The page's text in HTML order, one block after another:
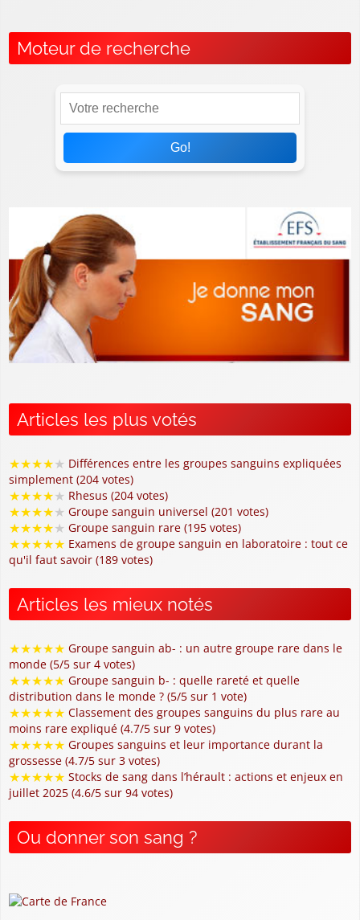
Moteur de recherche
Go!
Articles les plus votés
★★★★★ Différences entre les groupes sanguins expliquées
simplement (204 votes)
★★★★★ Rhesus (204 votes)
★★★★★ Groupe sanguin universel (201 votes)
★★★★★ Groupe sanguin rare (195 votes)
★★★★★ Examens de groupe sanguin en laboratoire : tout ce
qu'il faut savoir (189 votes)
Articles les mieux notés
★★★★★ Groupe sanguin ab- : un autre groupe rare dans le
monde (5/5 sur 4 votes)
★★★★★ Groupe sanguin b- : quelle rareté et quelle
distribution dans le monde ? (5/5 sur 1 vote)
★★★★★ Classement des groupes sanguins du plus rare au
moins rare expliqué (4.7/5 sur 9 votes)
★★★★★ Groupes sanguins et leur importance durant la
grossesse (4.7/5 sur 3 votes)
★★★★★ Stocks de sang dans l’hérault : actions et enjeux en
juillet 2025 (4.6/5 sur 94 votes)
Ou donner son sang ?